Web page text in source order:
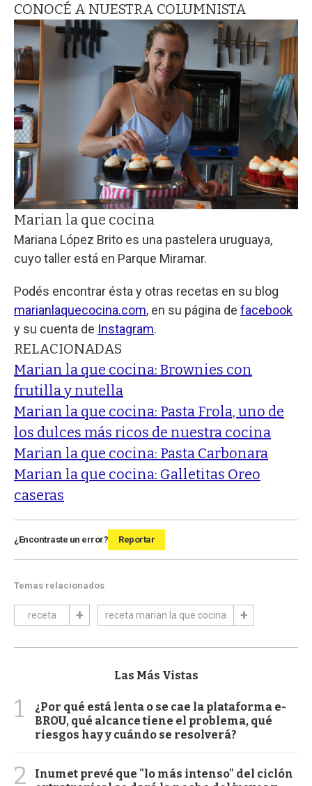
CONOCÉ A NUESTRA COLUMNISTA
Marian la que cocina
Mariana López Brito es una pastelera uruguaya,
cuyo taller está en Parque Miramar.
Podés encontrar ésta y otras recetas en su blog
marianlaquecocina.com, en su página de facebook
y su cuenta de Instagram.
RELACIONADAS
Marian la que cocina: Brownies con
frutilla y nutella
Marian la que cocina: Pasta Frola, uno de
los dulces más ricos de nuestra cocina
Marian la que cocina: Pasta Carbonara
Marian la que cocina: Galletitas Oreo
caseras
¿Encontraste un error? Reportar
Temas relacionados
receta receta marian la que cocina
Las Más Vistas
1
¿Por qué está lenta o se cae la plataforma e-
BROU, qué alcance tiene el problema, qué
riesgos hay y cuándo se resolverá?
2
Inumet prevé que "lo más intenso" del ciclón